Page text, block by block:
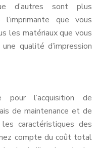
d’autres sont plus
que vous
les matériaux que vous
qualité d’impression
l’acquisition de
de maintenance et de
caractéristiques des
compte du coût total